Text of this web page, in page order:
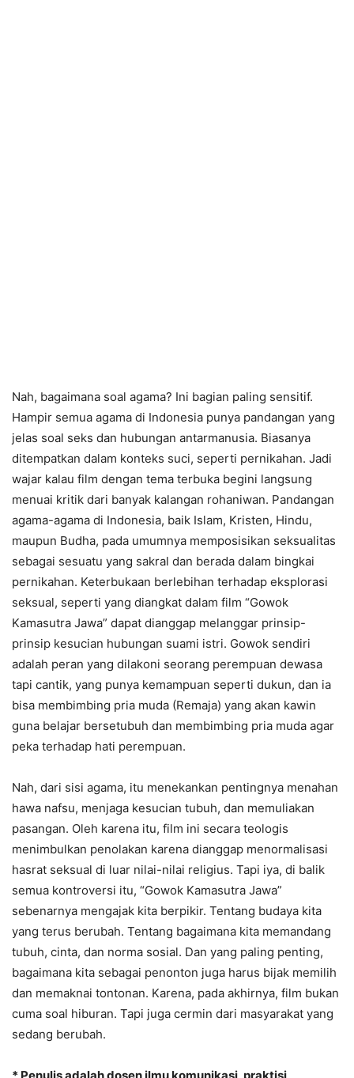
Nah, bagaimana soal agama? Ini bagian paling sensitif.
Hampir semua agama di Indonesia punya pandangan yang
jelas soal seks dan hubungan antarmanusia. Biasanya
ditempatkan dalam konteks suci, seperti pernikahan. Jadi
wajar kalau film dengan tema terbuka begini langsung
menuai kritik dari banyak kalangan rohaniwan. Pandangan
agama-agama di Indonesia, baik Islam, Kristen, Hindu,
maupun Budha, pada umumnya memposisikan seksualitas
sebagai sesuatu yang sakral dan berada dalam bingkai
pernikahan. Keterbukaan berlebihan terhadap eksplorasi
seksual, seperti yang diangkat dalam film “Gowok
Kamasutra Jawa” dapat dianggap melanggar prinsip-
prinsip kesucian hubungan suami istri. Gowok sendiri
adalah peran yang dilakoni seorang perempuan dewasa
tapi cantik, yang punya kemampuan seperti dukun, dan ia
bisa membimbing pria muda (Remaja) yang akan kawin
guna belajar bersetubuh dan membimbing pria muda agar
peka terhadap hati perempuan.
Nah, dari sisi agama, itu menekankan pentingnya menahan
hawa nafsu, menjaga kesucian tubuh, dan memuliakan
pasangan. Oleh karena itu, film ini secara teologis
menimbulkan penolakan karena dianggap menormalisasi
hasrat seksual di luar nilai-nilai religius. Tapi iya, di balik
semua kontroversi itu, “Gowok Kamasutra Jawa”
sebenarnya mengajak kita berpikir. Tentang budaya kita
yang terus berubah. Tentang bagaimana kita memandang
tubuh, cinta, dan norma sosial. Dan yang paling penting,
bagaimana kita sebagai penonton juga harus bijak memilih
dan memaknai tontonan. Karena, pada akhirnya, film bukan
cuma soal hiburan. Tapi juga cermin dari masyarakat yang
sedang berubah.